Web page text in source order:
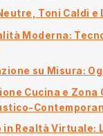
Toni Caldi e
Moderna:
su Misura:
Cucina e Zona
in Realtà Virtuale: